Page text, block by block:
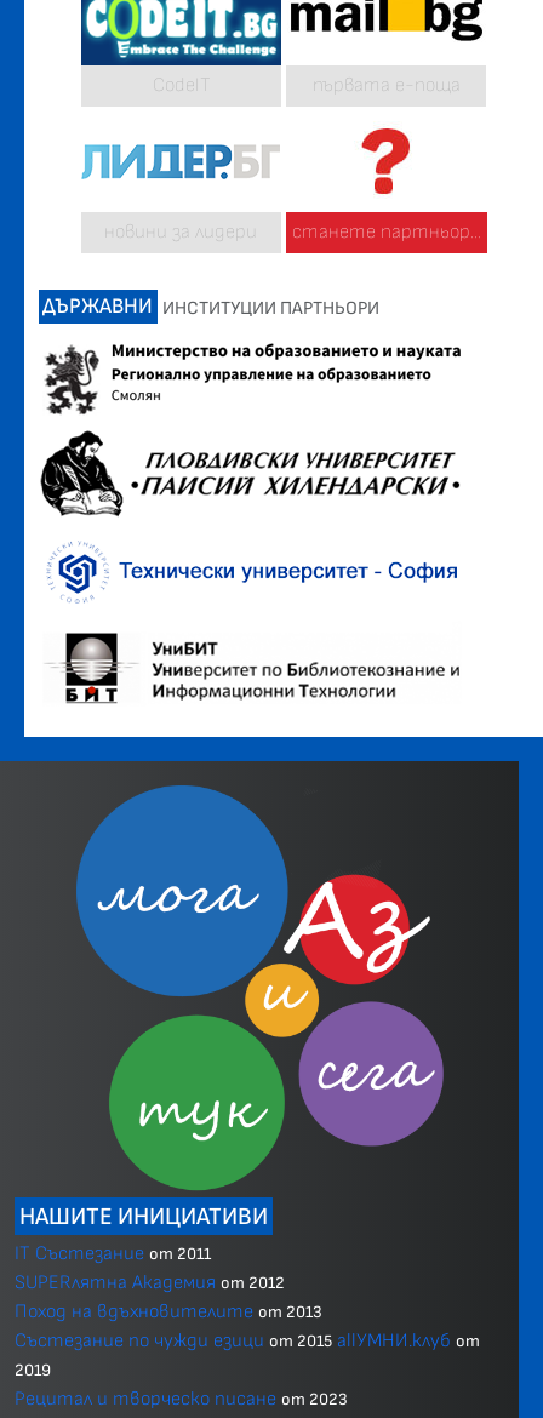
CodeIT първата е-поща
новини за лидери станете партньор...
ДЪРЖАВНИ ИНСТИТУЦИИ ПАРТНЬОРИ
НАШИТЕ ИНИЦИАТИВИ
IT Състезание от 2011
SUPERлятна Академия от 2012
Поход на вдъхновителите от 2013
Състезание по чужди езици от 2015 allУМНИ.клуб от
2019
Рецитал и творческо писане от 2023